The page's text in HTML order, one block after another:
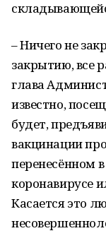
– Ничего не
закрытию, все
глава
известно,
будет,
вакцинации
перенесённом
коронавирусе
Касается это